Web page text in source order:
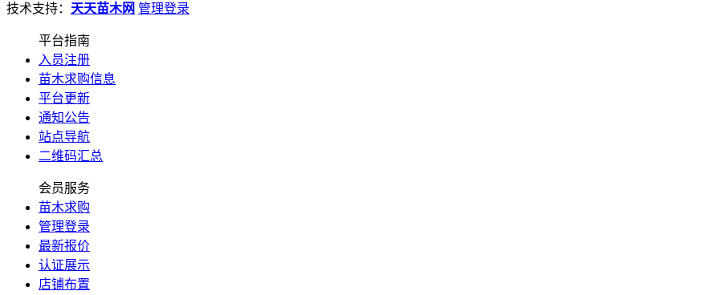
技术支持： 天天苗木网 管理登录
平台指南
入员注册
苗木求购信息
平台更新
通知公告
站点导航
二维码汇总
会员服务
苗木求购
管理登录
最新报价
认证展示
店铺布置